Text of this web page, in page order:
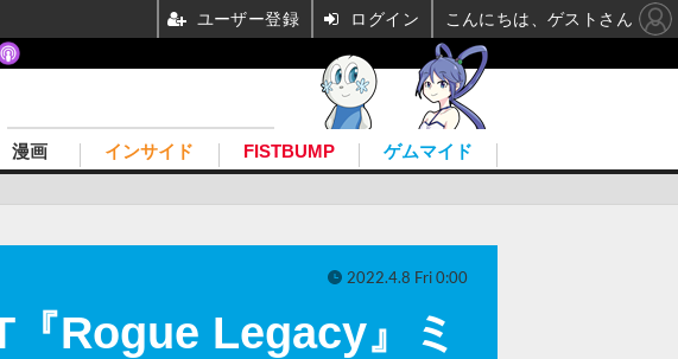
漫画 インサイド FISTBUMP ゲムマイド
『Rogue Legacy』ミ
2022.4.8 Fri 0:00
ユーザー登録 ログイン こんにちは、ゲストさん